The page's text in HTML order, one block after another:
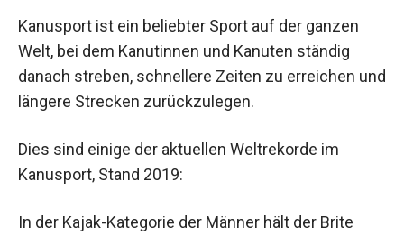
Kanusport ist ein beliebter Sport auf der ganzen
Welt, bei dem Kanutinnen und Kanuten ständig
danach streben, schnellere Zeiten zu erreichen und
längere Strecken zurückzulegen.
Dies sind einige der aktuellen Weltrekorde im
Kanusport, Stand 2019:
In der Kajak-Kategorie der Männer hält der Brite